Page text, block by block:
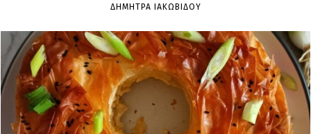
ΔΉΜΗΤΡΑ ΙΑΚΩΒΊΔΟΥ